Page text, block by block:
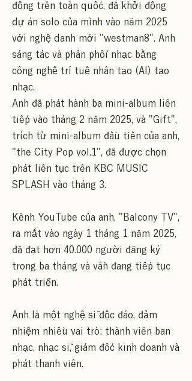
động trên toàn quốc, đã khởi động
dự án solo của mình vào năm 2025
với nghệ danh mới "westman8". Anh
sáng tác và phân phối nhạc bằng
công nghệ trí tuệ nhân tạo (AI) tạo
nhạc.
Anh đã phát hành ba mini-album liên
tiếp vào tháng 2 năm 2025, và "Gift",
trích từ mini-album đầu tiên của anh,
"the City Pop vol.1", đã được chọn
phát liên tục trên KBC MUSIC
SPLASH vào tháng 3.
Kênh YouTube của anh, "Balcony TV",
ra mắt vào ngày 1 tháng 1 năm 2025,
đã đạt hơn 40.000 người đăng ký
trong ba tháng và vẫn đang tiếp tục
phát triển.
Anh là một nghệ sĩ độc đáo, đảm
nhiệm nhiều vai trò: thành viên ban
nhạc, nhạc sĩ, giám đốc kinh doanh và
phát thanh viên.